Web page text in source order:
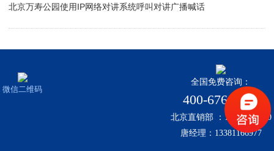
北京万寿公园使用IP网络对讲系统呼叫对讲广播喊话
微信二维码
全国免费咨询：
400-676-5058
北京直销部 ：13161329000
唐经理：13381166977